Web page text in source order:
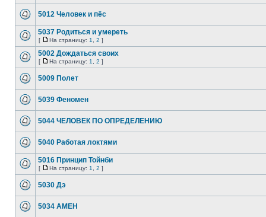
5012 Человек и пёс
5037 Родиться и умереть
[ На страницу: 1 2 ]
5002 Дождаться своих
[ На страницу: 1 2 ]
5009 Полет
5039 Феномен
5044 ЧЕЛОВЕК ПО ОПРЕДЕЛЕНИЮ
5040 Работая локтями
5016 Принцип Тойнби
[ На страницу: 1 2 ]
5030 Дэ
5034 АМЕН